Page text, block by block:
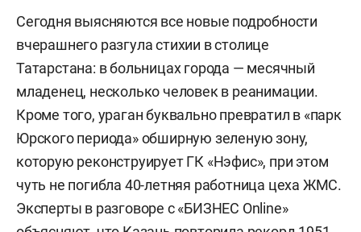
Сегодня выясняются все новые подробности
вчерашнего разгула стихии в столице
Татарстана: в больницах города — месячный
младенец, несколько человек в реанимации.
Кроме того, ураган буквально превратил в «парк
Юрского периода» обширную зеленую зону,
которую реконструирует ГК «Нэфис», при этом
чуть не погибла 40-летняя работница цеха ЖМС.
Эксперты в разговоре с «БИЗНЕС Online»